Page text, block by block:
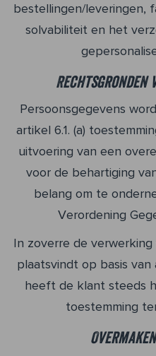
bestellingen/leveringen,
solvabiliteit en het
Rechtsgronden
Persoonsgegevens
artikel 6.1. (a)
uitvoering van een
voor de behartiging
belang om te
Verordening
In zoverre de
plaatsvindt op basis van
heeft de klant steeds
toestemming